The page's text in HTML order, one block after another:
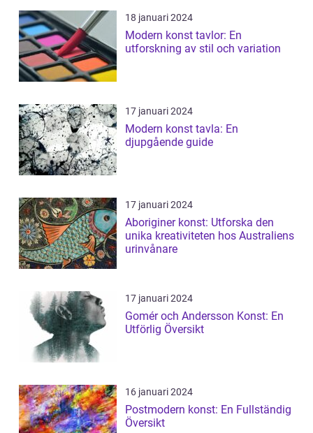
18 januari 2024
Modern konst tavlor: En
utforskning av stil och variation
17 januari 2024
Modern konst tavla: En
djupgående guide
17 januari 2024
Aboriginer konst: Utforska den
unika kreativiteten hos Australiens
urinvånare
17 januari 2024
Gomér och Andersson Konst: En
Utförlig Översikt
16 januari 2024
Postmodern konst: En Fullständig
Översikt